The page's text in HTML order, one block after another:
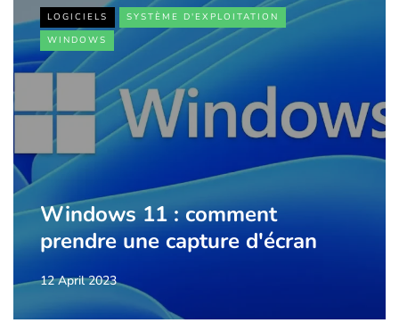
LOGICIELS
SYSTÈME D'EXPLOITATION
WINDOWS
Windows 11 : comment
prendre une capture d'écran
12 April 2023